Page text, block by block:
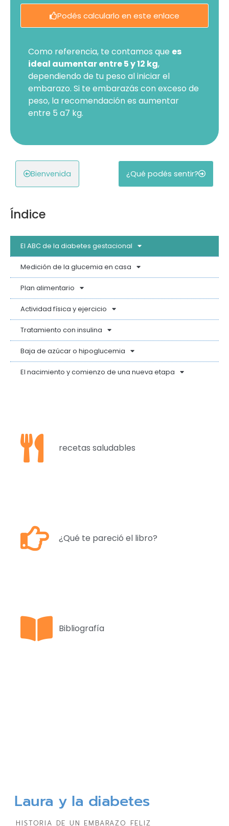
Podés calcularlo en este enlace
Como referencia, te contamos que es
ideal aumentar entre 5 y 12 kg,
dependiendo de tu peso al iniciar el
embarazo. Si te embarazás con exceso de
peso, la recomendación es aumentar
entre 5 a7 kg.
Bienvenida ¿Qué podés sentir?
Índice
El ABC de la diabetes gestacional
Medición de la glucemia en casa
Plan alimentario
Actividad física y ejercicio
Tratamiento con insulina
Baja de azúcar o hipoglucemia
El nacimiento y comienzo de una nueva etapa
recetas saludables
¿Qué te pareció el libro?
Bibliografía
Laura y la diabetes
HISTORIA DE UN EMBARAZO FELIZ